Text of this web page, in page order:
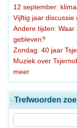
12 september:
Vijftig jaar
Andere tijden:
gebleven?
Zondag: 40 jaar
Muziek over
meer
Trefwoorden